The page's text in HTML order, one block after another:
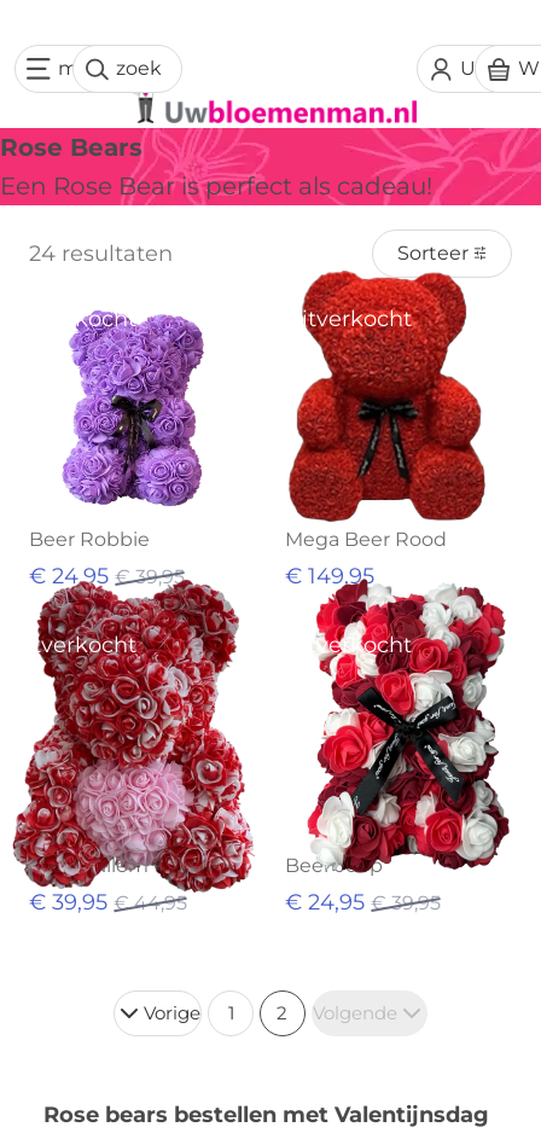
Uw
menuzoek
Rose Bears
Een Rose Bear is perfect als cadeau!
24 resultaten Sorteer
Uitverkocht
Beer Robbie
€ 24,95 € 39,95
Uitverkocht
Mega Beer Rood
€ 149,95
Uitverkocht
Beer Willem
€ 39,95 € 44,95
Uitverkocht
Beer Joop
€ 24,95 € 39,95
Vorige 1 2 Volgende
Rose bears bestellen met Valentijnsdag